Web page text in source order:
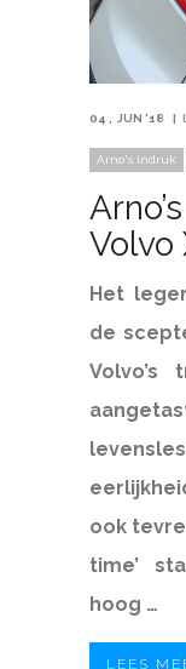
04 JUN '18
Arno's indruk
Volvo
Het
de
Volvo’s
ook
time’
hoog …
LEES